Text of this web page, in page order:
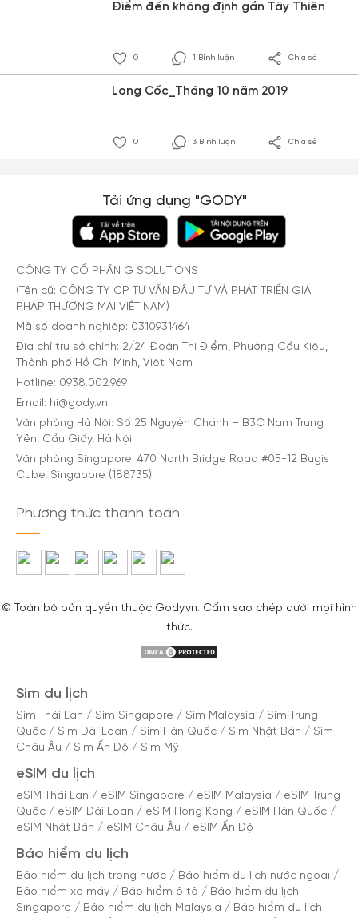
Điểm đến không định gần Tây Thiên
0 1 Bình luận Chia sẻ
Long Cốc_Tháng 10 năm 2019
0 3 Bình luận Chia sẻ
Tải ứng dụng "GODY"
CÔNG TY CỔ PHẦN G SOLUTIONS
(Tên cũ: CÔNG TY CP TƯ VẤN ĐẦU TƯ VÀ PHÁT TRIỂN GIẢI
PHÁP THƯƠNG MẠI VIỆT NAM)
Mã số doanh nghiệp: 0310931464
Địa chỉ trụ sở chính: 2/24 Đoàn Thị Điểm, Phường Cầu Kiệu,
Thành phố Hồ Chí Minh, Việt Nam
Hotline: 0938.002.969
Email: hi@gody.vn
Văn phòng Hà Nội: Số 25 Nguyễn Chánh – B3C Nam Trung
Yên, Cầu Giấy, Hà Nội
Văn phòng Singapore: 470 North Bridge Road #05-12 Bugis
Cube, Singapore (188735)
Phương thức thanh toán
© Toàn bộ bản quyền thuộc Gody.vn. Cấm sao chép dưới mọi hình
thức.
Sim du lịch
Sim Thái Lan / Sim Singapore / Sim Malaysia / Sim Trung
Quốc / Sim Đài Loan / Sim Hàn Quốc / Sim Nhật Bản / Sim
Châu Âu / Sim Ấn Độ / Sim Mỹ
eSIM du lịch
eSIM Thái Lan / eSIM Singapore / eSIM Malaysia / eSIM Trung
Quốc / eSIM Đài Loan / eSIM Hong Kong / eSIM Hàn Quốc /
eSIM Nhật Bản / eSIM Châu Âu / eSIM Ấn Độ
Bảo hiểm du lịch
Bảo hiểm du lịch trong nước / Bảo hiểm du lịch nước ngoài /
Bảo hiểm xe máy / Bảo hiểm ô tô / Bảo hiểm du lịch
Singapore / Bảo hiểm du lịch Malaysia / Bảo hiểm du lịch